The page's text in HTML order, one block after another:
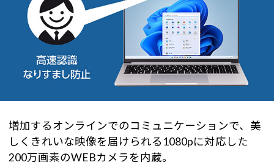
増加するオンラインでのコミュニケーションで、美
しくきれいな映像を届けられる1080pに対応した
200万画素のWEBカメラを内蔵。